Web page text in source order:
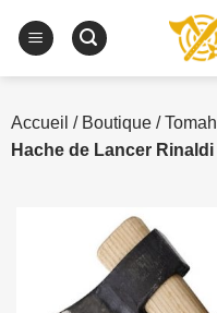
Accueil / Boutique/
Hache de Lancer